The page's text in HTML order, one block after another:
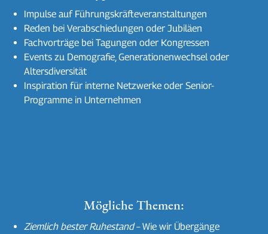
Impulse auf Führungskräfteveranstaltungen
Reden bei Verabschiedungen oder Jubiläen
Fachvorträge bei Tagungen oder Kongressen
Events zu Demografie, Generationenwechsel oder
Altersdiversität
Inspiration für interne Netzwerke oder Senior-
Programme in Unternehmen
Mögliche Themen:
Ziemlich bester Ruhestand– Wie wir Übergänge